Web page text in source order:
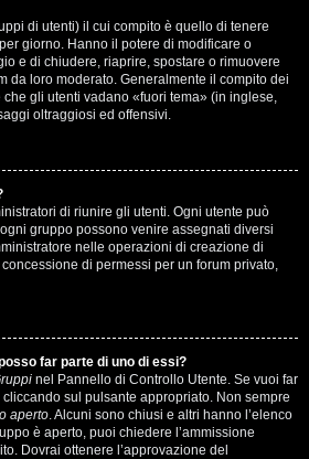
di utenti) il cui compito è quello di tenere
giorno. Hanno il potere di modificare o
e di chiudere, riaprire, spostare o rimuovere
da loro moderato. Generalmente il compito dei
gli utenti vadano «fuori tema» (in inglese,
oltraggiosi ed offensivi.
di riunire gli utenti. Ogni utente può
gruppo possono venire assegnati diversi
nelle operazioni di creazione di
di permessi per un forum privato,
far parte di uno di essi?
nel Pannello di Controllo Utente. Se vuoi far
sul pulsante appropriato. Non sempre
aperto. Alcuni sono chiusi e altri hanno l’elenco
è aperto, puoi chiedere l’ammissione
Dovrai ottenere l’approvazione del